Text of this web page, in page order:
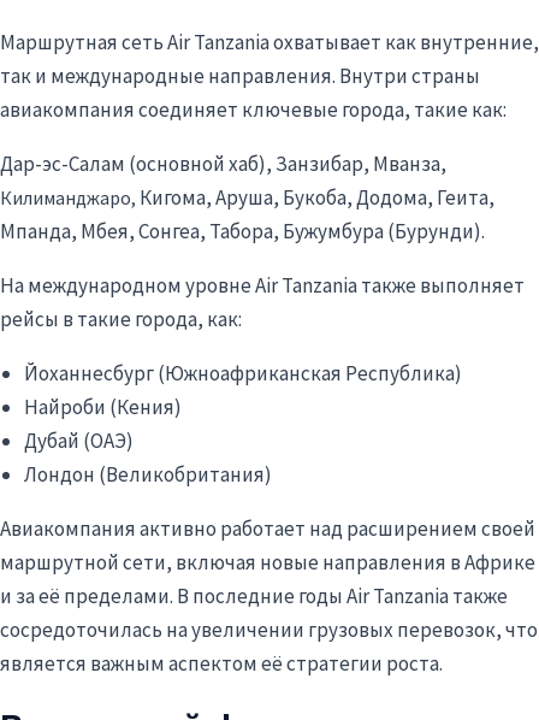
Маршрутная сеть Air Tanzania охватывает как внутренние,
так и международные направления. Внутри страны
авиакомпания соединяет ключевые города, такие как:
Дар-эс-Салам (основной хаб), Занзибар, Мванза,
Килиманджаро, Кигома, Аруша, Букоба, Додома, Геита,
Мпанда, Мбея, Сонгеа, Табора, Бужумбура (Бурунди).
На международном уровне Air Tanzania также выполняет
рейсы в такие города, как:
Йоханнесбург (Южноафриканская Республика)
Найроби (Кения)
Дубай (ОАЭ)
Лондон (Великобритания)
Авиакомпания активно работает над расширением своей
маршрутной сети, включая новые направления в Африке
и за её пределами. В последние годы Air Tanzania также
сосредоточилась на увеличении грузовых перевозок, что
является важным аспектом её стратегии роста.